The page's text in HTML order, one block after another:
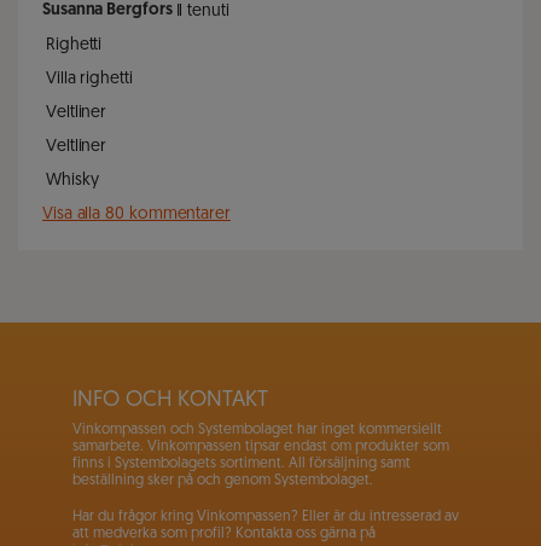
Susanna Bergfors Il tenuti
Righetti
Villa righetti
Veltliner
Veltliner
Whisky
Visa alla 80 kommentarer
INFO OCH KONTAKT
Vinkompassen och Systembolaget har inget kommersiellt
samarbete. Vinkompassen tipsar endast om produkter som
finns i Systembolagets sortiment. All försäljning samt
beställning sker på och genom Systembolaget.
Har du frågor kring Vinkompassen? Eller är du intresserad av
att medverka som profil? Kontakta oss gärna på